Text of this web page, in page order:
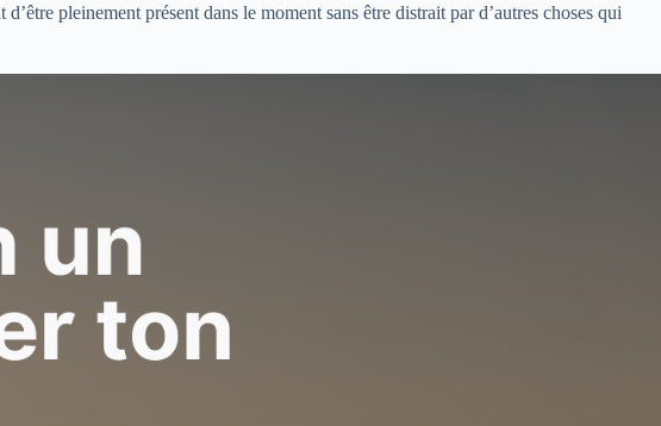
pleinement présent dans le moment sans être distrait par d’autres choses qui